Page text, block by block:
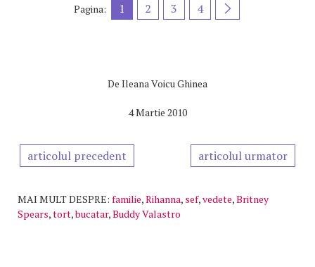
Pagina: 1 2 3 4
De Ileana Voicu Ghinea
4 Martie 2010
articolul precedent articolul urmator
MAI MULT DESPRE: familie,Rihanna, sef,vedete,Britney
Spears,tort,bucatar,Buddy Valastro